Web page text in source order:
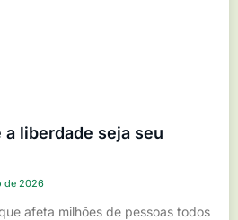
a liberdade seja seu
de 2026
afeta milhões de pessoas todos